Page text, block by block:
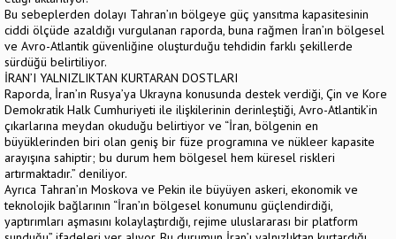
Bu sebeplerden dolayı Tahran’ın bölgeye güç yansıtma kapasitesinin
ciddi ölçüde azaldığı vurgulanan raporda, buna rağmen İran’ın bölgesel
ve Avro-Atlantik güvenliğine oluşturduğu tehdidin farklı şekillerde
sürdüğü belirtiliyor.
İRAN’I YALNIZLIKTAN KURTARAN DOSTLARI
Raporda, İran’ın Rusya’ya Ukrayna konusunda destek verdiği, Çin ve Kore
Demokratik Halk Cumhuriyeti ile ilişkilerinin derinleştiği, Avro-Atlantik’in
çıkarlarına meydan okuduğu belirtiyor ve “İran, bölgenin en
büyüklerinden biri olan geniş bir füze programına ve nükleer kapasite
arayışına sahiptir; bu durum hem bölgesel hem küresel riskleri
artırmaktadır.” deniliyor.
Ayrıca Tahran’ın Moskova ve Pekin ile büyüyen askeri, ekonomik ve
teknolojik bağlarının “İran’ın bölgesel konumunu güçlendirdiği,
yaptırımları aşmasını kolaylaştırdığı, rejime uluslararası bir platform